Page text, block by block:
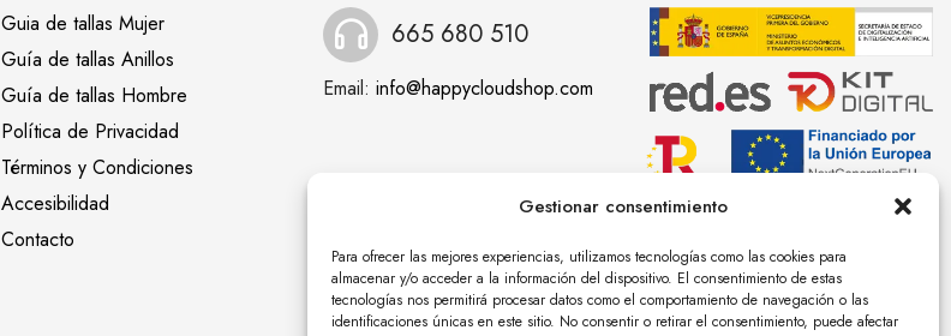
Gestionar consentimiento
Para ofrecer las mejores experiencias, utilizamos tecnologías como las cookies para
almacenar y/o acceder a la información del dispositivo. El consentimiento de estas
tecnologías nos permitirá procesar datos como el comportamiento de navegación o las
identificaciones únicas en este sitio. No consentir o retirar el consentimiento, puede afectar
Guia de tallas Mujer
Guía de tallas Anillos
Guía de tallas Hombre
Política de Privacidad
Términos y Condiciones
Accesibilidad
Contacto
665 680 510
Email: info@happycloudshop.com